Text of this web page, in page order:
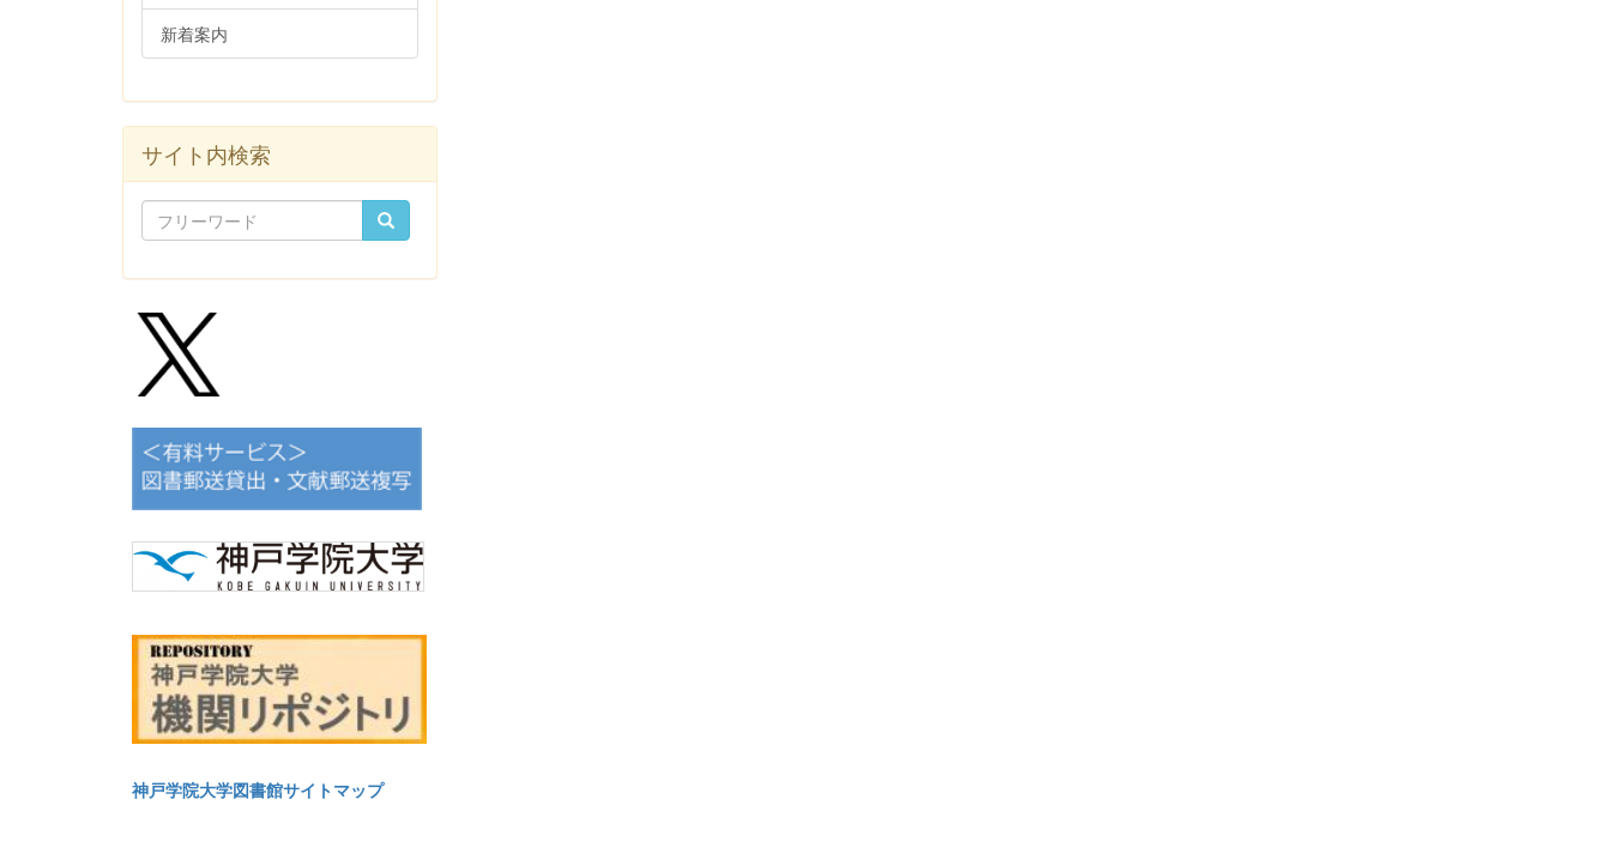
新着案内
サイト内検索
神戸学院大学図書館サイトマップ